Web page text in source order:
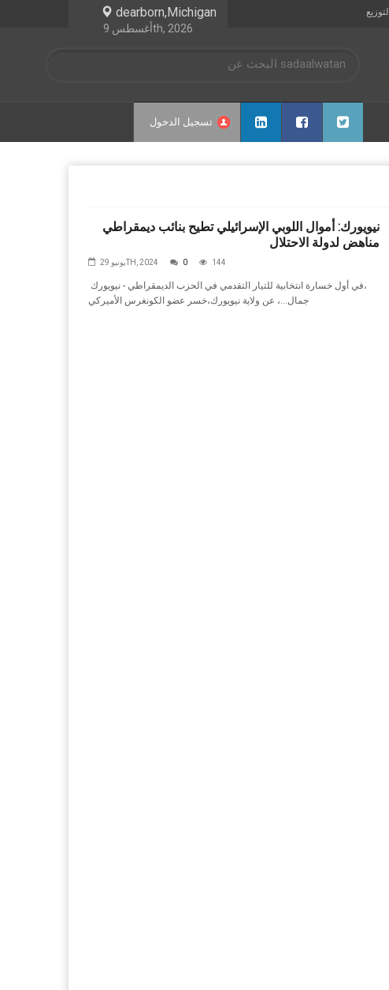
dearborn,Michigan
أغسطس 9th, 2026
التوزيع
تسجيل الدخول
نيويورك: أموال اللوبي الإسرائيلي تطيح بنائب ديمقراطي
مناهض لدولة الاحتلال
يونيو 29TH, 2024 0 144